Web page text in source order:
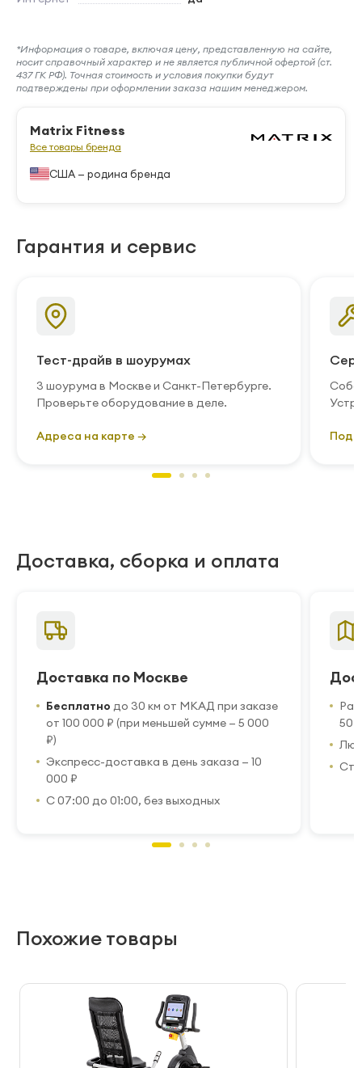
*Информация о товаре, включая цену, представленную на сайте,
носит справочный характер и не является публичной офертой (ст.
437 ГК РФ). Точная стоимость и условия покупки будут
подтверждены при оформлении заказа нашим менеджером.
Matrix Fitness
Все товары бренда
США — родина бренда
Гарантия и сервис
Тест-драйв в шоурумах
3 шоурума в Москве и Санкт-Петербурге.
Проверьте оборудование в деле.
Адреса на карте →
Доставка, сборка и оплата
Доставка по Москве
Бесплатно до 30 км от МКАД при заказе
от 100 000 ₽ (при меньшей сумме — 5 000
₽)
Экспресс-доставка в день заказа — 10
000 ₽
С 07:00 до 01:00, без выходных
50
Похожие товары